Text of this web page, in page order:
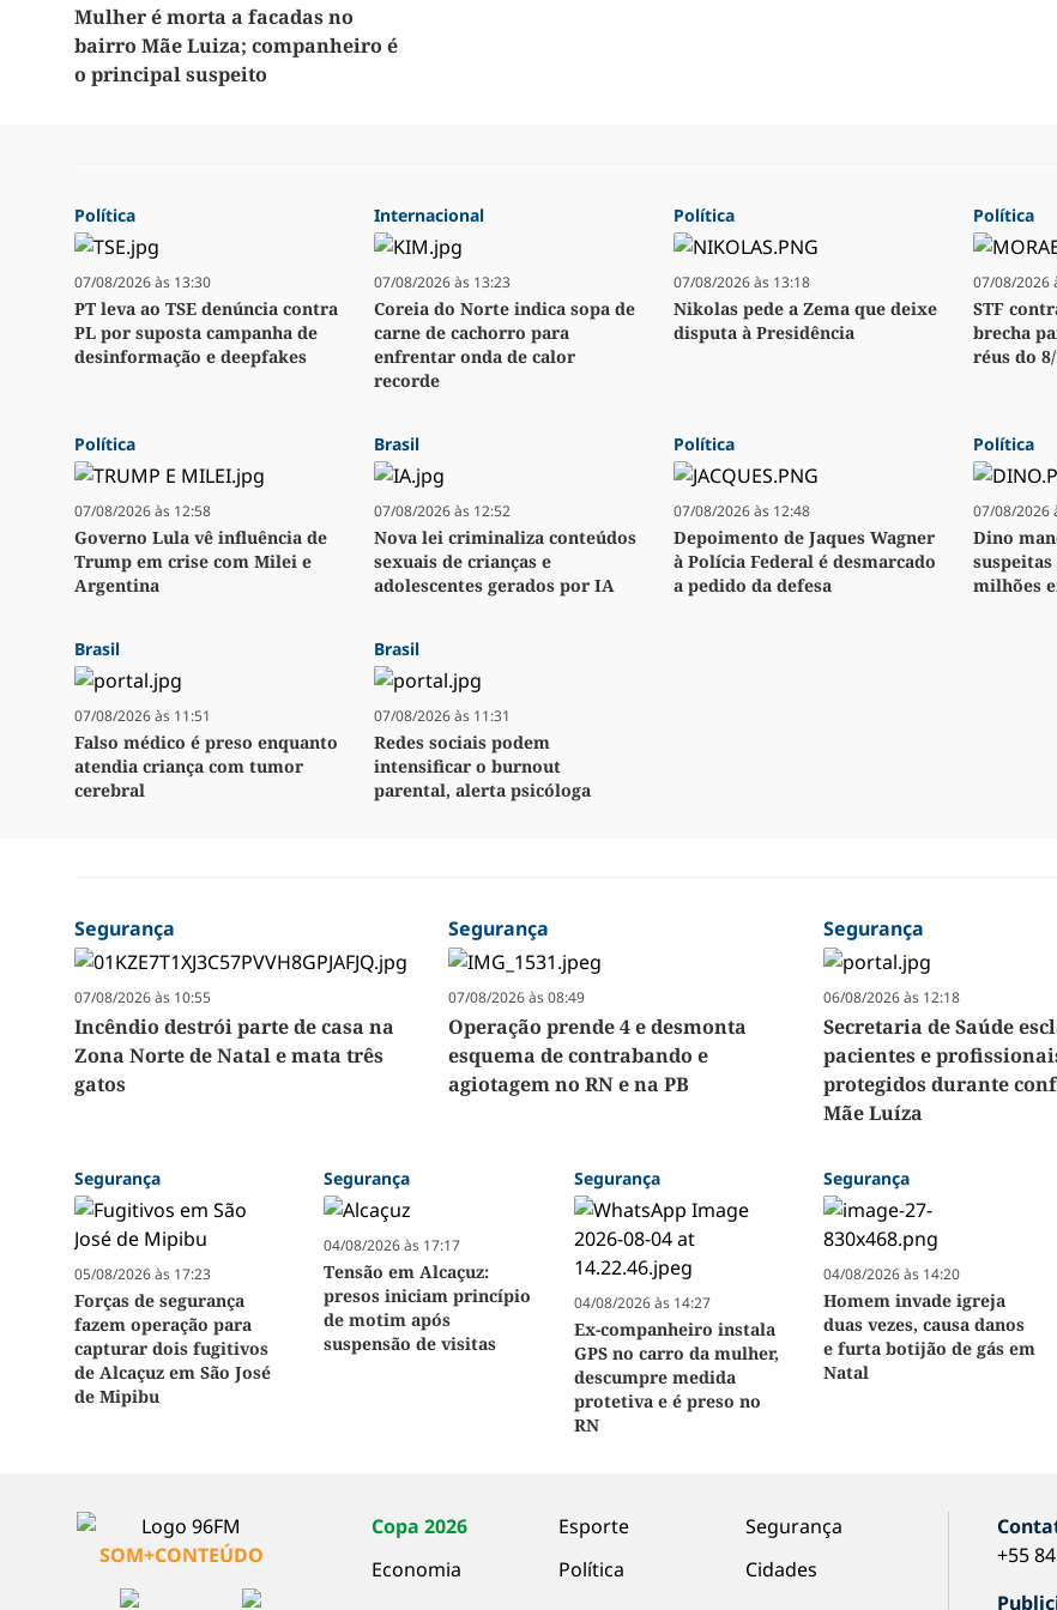
Mulher é morta a facadas no
bairro Mãe Luiza; companheiro é
o principal suspeito
Política
07/08/2026 às 13:30
PT leva ao TSE denúncia contra
PL por suposta campanha de
desinformação e deepfakes
Internacional
07/08/2026 às 13:23
Coreia do Norte indica sopa de
carne de cachorro para
enfrentar onda de calor
recorde
Política
07/08/2026 às 13:18
Nikolas pede a Zema que deixe
disputa à Presidência
Política
07/08/2026
STF
brecha
réus do
Política
07/08/2026 às 12:58
Governo Lula vê influência de
Trump em crise com Milei e
Argentina
Brasil
07/08/2026 às 12:52
Nova lei criminaliza conteúdos
sexuais de crianças e
adolescentes gerados por IA
Política
07/08/2026 às 12:48
Depoimento de Jaques Wagner
à Polícia Federal é desmarcado
a pedido da defesa
Política
07/08/2026
Dino
suspeitas
milhões
Brasil
07/08/2026 às 11:51
Falso médico é preso enquanto
atendia criança com tumor
cerebral
Brasil
07/08/2026 às 11:31
Redes sociais podem
intensificar o burnout
parental, alerta psicóloga
Segurança
07/08/2026 às 10:55
Incêndio destrói parte de casa na
Zona Norte de Natal e mata três
gatos
Segurança
07/08/2026 às 08:49
Operação prende 4 e desmonta
esquema de contrabando e
agiotagem no RN e na PB
Segurança
06/08/2026 às 12:18
Secretaria de Saúde
pacientes e
protegidos durante
Mãe Luíza
Segurança
05/08/2026 às 17:23
Forças de segurança
fazem operação para
capturar dois fugitivos
de Alcaçuz em São José
de Mipibu
Segurança
04/08/2026 às 17:17
Tensão em Alcaçuz:
presos iniciam princípio
de motim após
suspensão de visitas
Segurança
04/08/2026 às 14:27
Ex-companheiro instala
GPS no carro da mulher,
descumpre medida
protetiva e é preso no
RN
Segurança
04/08/2026 às 14:20
Homem invade igreja
duas vezes, causa danos
e furta botijão de gás em
Natal
SOM+CONTEÚDO
Copa 2026
Economia
Esporte
Política
Segurança
Cidades
+55